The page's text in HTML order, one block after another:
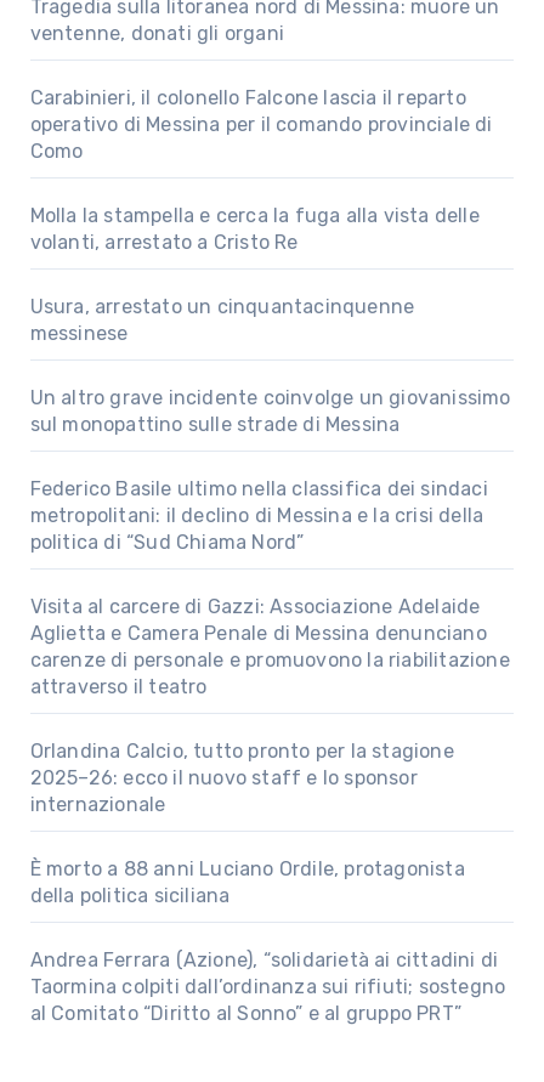
Tragedia sulla litoranea nord di Messina: muore un
ventenne, donati gli organi
Carabinieri, il colonello Falcone lascia il reparto
operativo di Messina per il comando provinciale di
Como
Molla la stampella e cerca la fuga alla vista delle
volanti, arrestato a Cristo Re
Usura, arrestato un cinquantacinquenne
messinese
Un altro grave incidente coinvolge un giovanissimo
sul monopattino sulle strade di Messina
Federico Basile ultimo nella classifica dei sindaci
metropolitani: il declino di Messina e la crisi della
politica di “Sud Chiama Nord”
Visita al carcere di Gazzi: Associazione Adelaide
Aglietta e Camera Penale di Messina denunciano
carenze di personale e promuovono la riabilitazione
attraverso il teatro
Orlandina Calcio, tutto pronto per la stagione
2025–26: ecco il nuovo staff e lo sponsor
internazionale
È morto a 88 anni Luciano Ordile, protagonista
della politica siciliana
Andrea Ferrara (Azione), “solidarietà ai cittadini di
Taormina colpiti dall’ordinanza sui rifiuti; sostegno
al Comitato “Diritto al Sonno” e al gruppo PRT”